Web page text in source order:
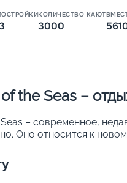
КОЛИЧЕСТВО КАЮТ
3000
the Seas –
– современное,
Оно относится к
день это
домом. Он